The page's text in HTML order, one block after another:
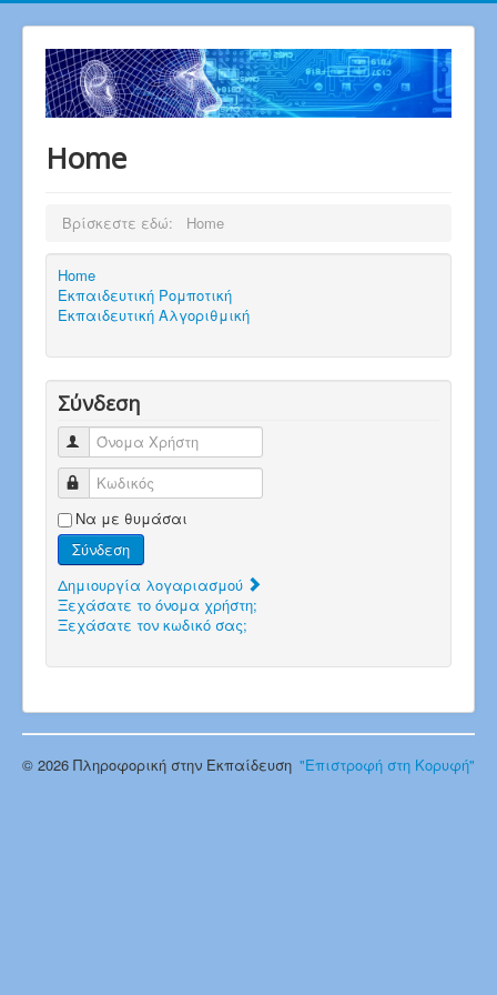
Home
Βρίσκεστε εδώ: Home
Home
Εκπαιδευτική Ρομποτική
Εκπαιδευτική Αλγοριθμική
Σύνδεση
Όνομα Χρήστη
Κωδικός
Να με θυμάσαι
Σύνδεση
Δημιουργία λογαριασμού
Ξεχάσατε το όνομα χρήστη;
Ξεχάσατε τον κωδικό σας;
"Επιστροφή στη Κορυφή"
© 2026 Πληροφορική στην Εκπαίδευση